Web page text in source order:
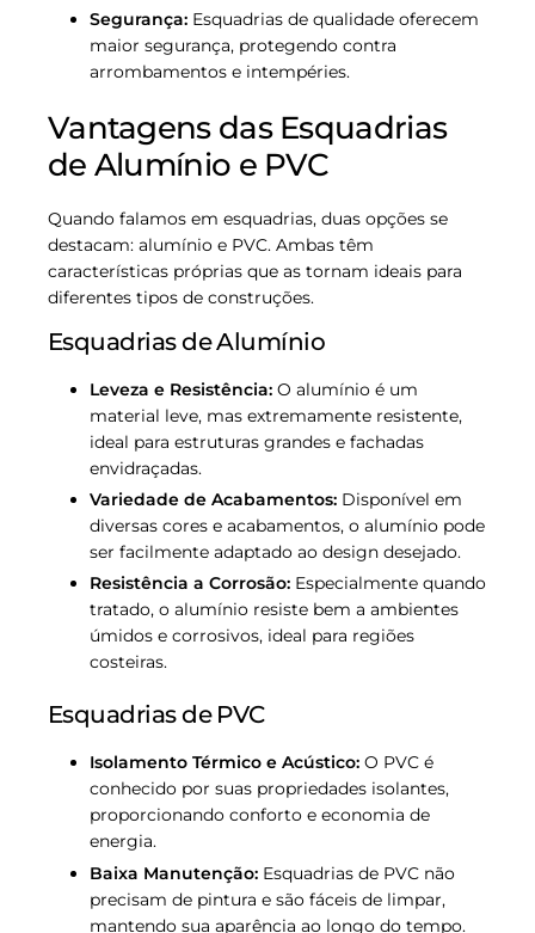
Segurança: Esquadrias de qualidade oferecem
maior segurança, protegendo contra
arrombamentos e intempéries.
Vantagens das Esquadrias
de Alumínio e PVC
Quando falamos em esquadrias, duas opções se
destacam: alumínio e PVC. Ambas têm
características próprias que as tornam ideais para
diferentes tipos de construções.
Esquadrias de Alumínio
Leveza e Resistência: O alumínio é um
material leve, mas extremamente resistente,
ideal para estruturas grandes e fachadas
envidraçadas.
Variedade de Acabamentos: Disponível em
diversas cores e acabamentos, o alumínio pode
ser facilmente adaptado ao design desejado.
Resistência a Corrosão: Especialmente quando
tratado, o alumínio resiste bem a ambientes
úmidos e corrosivos, ideal para regiões
costeiras.
Esquadrias de PVC
Isolamento Térmico e Acústico: O PVC é
conhecido por suas propriedades isolantes,
proporcionando conforto e economia de
energia.
Baixa Manutenção: Esquadrias de PVC não
precisam de pintura e são fáceis de limpar,
mantendo sua aparência ao longo do tempo.